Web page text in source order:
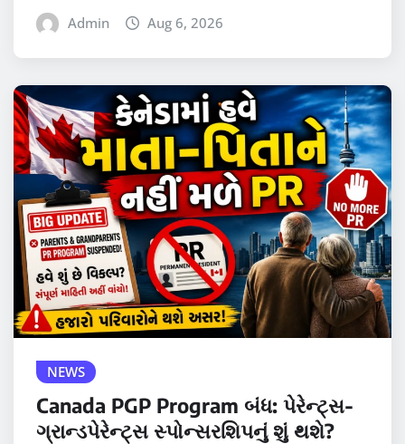
Admin Aug 6, 2026
NEWS
Canada PGP Program બંધ: પેરેન્ટ્સ-
ગ્રાન્ડપેરેન્ટ્સ સ્પોન્સરશિપનું શું થશે?